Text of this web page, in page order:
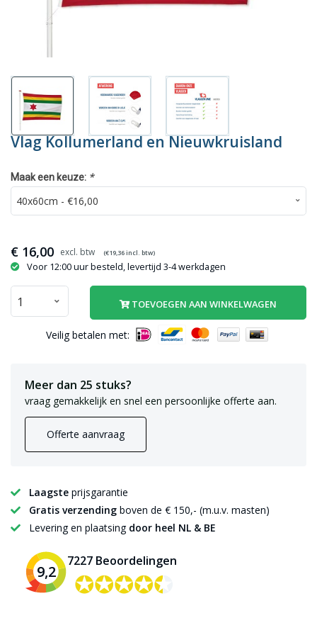
Vlag Kollumerland en Nieuwkruisland
Maak een keuze: *
€ 16,00 (€19,36incl. btw)
Voor 12:00 uur besteld, levertijd 3-4 werkdagen
TOEVOEGEN AAN WINKELWAGEN
Veilig betalen met:
Meer dan 25 stuks?
vraag gemakkelijk en snel een persoonlijke offerte aan.
Offerte aanvraag
Laagste prijsgarantie
Gratis verzending boven de € 150,- (m.u.v. masten)
Levering en plaatsing door heel NL & BE
9,2
7227 Beoordelingen
✪✪✪✪✪
✪✪✪✪✪